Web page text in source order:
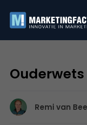
Remi van